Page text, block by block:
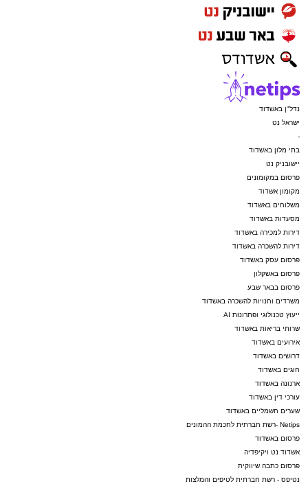
נדל"ן באשדוד
ישראל נט
-
בתי מלון באשדוד
יישובניק נט
פרסום במקומונים
מקומון אשדוד
משלוחים באשדוד
מסעדות באשדוד
דירות למכירה באשדוד
דירות להשכרה באשדוד
פרסום עסק באשדוד
פרסום באשקלון
פרסום בבאר שבע
משרדים וחנויות להשכרה באשדוד
ייעוץ טכנולוגי ופתרונות AI
שרותי בריאות באשדוד
אירועים באשדוד
דרושים באשדוד
חוגים באשדוד
ארנונה באשדוד
עורכי דין באשדוד
שערים חשמליים באשדוד
Netips -רשת חברתית לחכמת ההמונים
פרסום באשדוד
אשדוד נט ויקיפדיה
פרסום כתבה שיווקית
נטיפס - רשת חברתית לטיפים והמלצות